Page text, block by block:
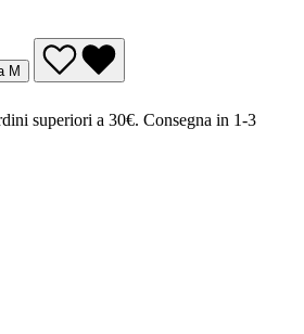
M
superiori a 30€. Consegna in 1-3